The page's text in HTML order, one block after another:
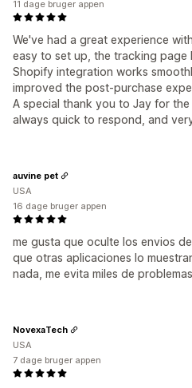
We've had a great experience
easy to set up, the tracking page
Shopify integration works
improved the post-purchase
A special thank you to Jay for
always quick to respond, and
11 dage bruger appen
me gusta que oculte los envios
que otras aplicaciones lo
nada, me evita miles de
auvine pet
USA
16 dage bruger appen
NovexaTech
USA
7 dage bruger appen